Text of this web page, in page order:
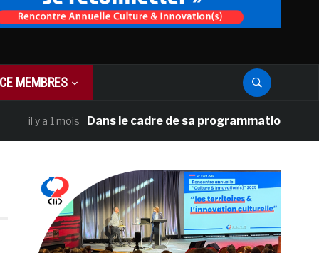
MEMBRES
a 1 mois Dans le cadre de sa programmation